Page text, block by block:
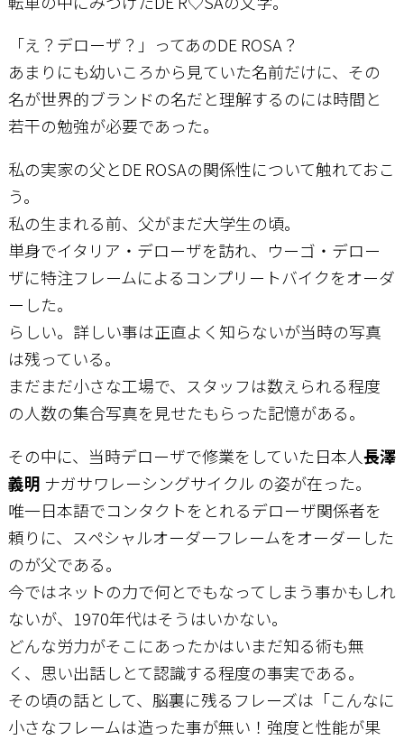
「え？デローザ？」ってあのDE ROSA？
あまりにも幼いころから見ていた名前だけに、その
名が世界的ブランドの名だと理解するのには時間と
若干の勉強が必要であった。
私の実家の父とDE ROSAの関係性について触れておこ
う。
私の生まれる前、父がまだ大学生の頃。
単身でイタリア・デローザを訪れ、ウーゴ・デロー
ザに特注フレームによるコンプリートバイクをオーダ
ーした。
らしい。詳しい事は正直よく知らないが当時の写真
は残っている。
まだまだ小さな工場で、スタッフは数えられる程度
の人数の集合写真を見せたもらった記憶がある。
その中に、当時デローザで修業をしていた日本人長澤
義明 ナガサワレーシングサイクル の姿が在った。
唯一日本語でコンタクトをとれるデローザ関係者を
頼りに、スペシャルオーダーフレームをオーダーした
のが父である。
今ではネットの力で何とでもなってしまう事かもしれ
ないが、1970年代はそうはいかない。
どんな労力がそこにあったかはいまだ知る術も無
く、思い出話しとて認識する程度の事実である。
その頃の話として、脳裏に残るフレーズは「こんなに
小さなフレームは造った事が無い！強度と性能が果